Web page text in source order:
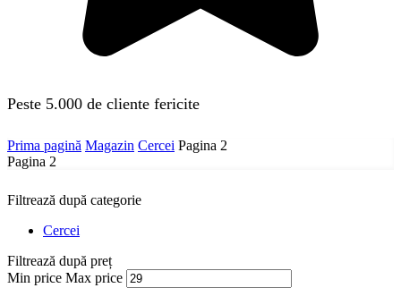
Peste 5.000 de cliente fericite
Prima pagină Magazin Cercei Pagina 2
Pagina 2
Filtrează după categorie
Cercei
Filtrează după preț
Min price Max price